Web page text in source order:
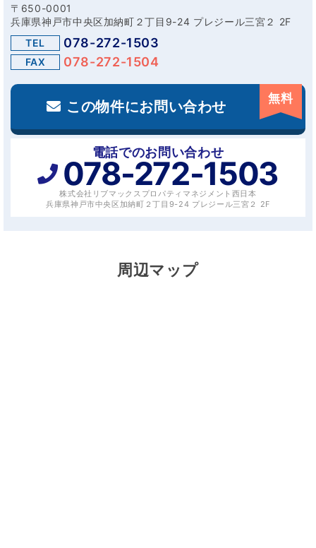
〒650-0001
兵庫県神戸市中央区加納町２丁目9-24 プレジール三宮２ 2F
TEL
078-272-1503
FAX 078-272-1504
この物件にお問い合わせ 無料
電話でのお問い合わせ
078-272-1503
株式会社リブマックスプロパティマネジメント西日本
兵庫県神戸市中央区加納町２丁目9-24 プレジール三宮２ 2F
周辺マップ